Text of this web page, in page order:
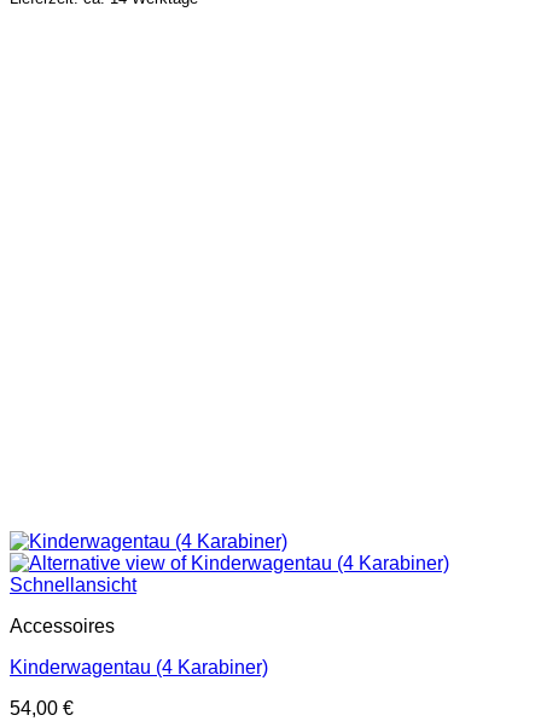
Schnellansicht
Accessoires
Kinderwagentau (4 Karabiner)
54,00 €